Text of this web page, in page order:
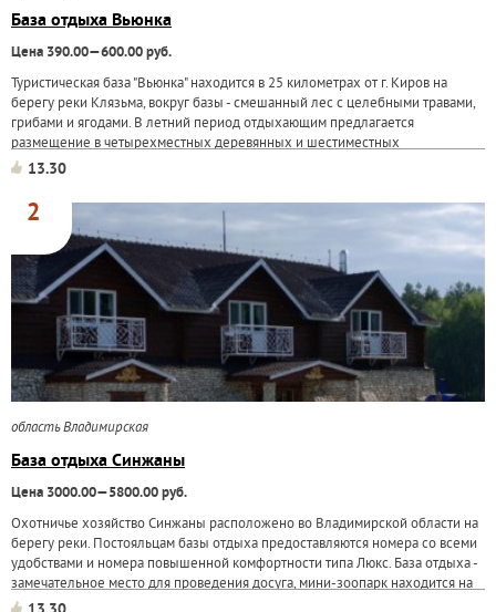
База отдыха Вьюнка
Цена 390.00—600.00 руб.
Туристическая база "Вьюнка" находится в 25 километрах от г. Киров на
берегу реки Клязьма, вокруг базы - смешанный лес с целебными травами,
грибами и ягодами. В летний период отдыхающим предлагается
размещение в четырехместных деревянных и шестиместных
двухэтажных домиках. На...
13.30
2
область Владимирская
База отдыха Синжаны
Цена 3000.00—5800.00 руб.
Охотничье хозяйство Синжаны расположено во Владимирской области на
берегу реки. Постояльцам базы отдыха предоставляются номера со всеми
удобствами и номера повышенной комфортности типа Люкс. База отдыха -
замечательное место для проведения досуга, мини-зоопарк находится на
ее территории, охота и...